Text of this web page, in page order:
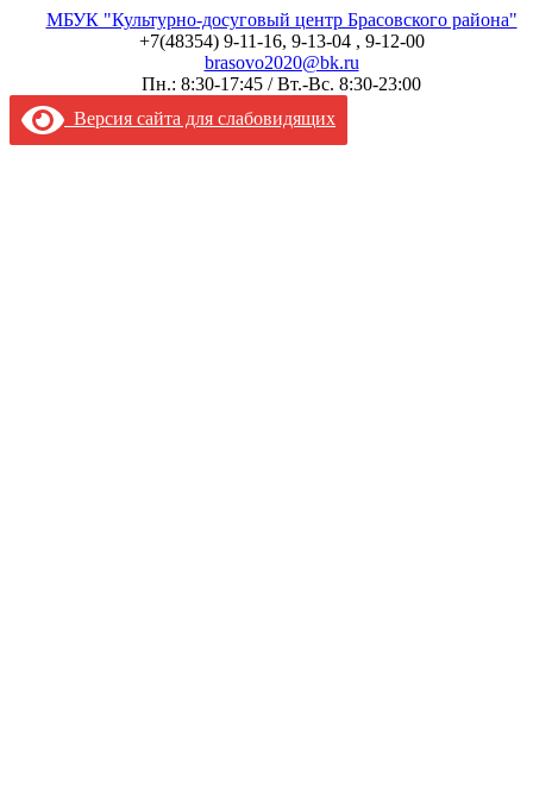
МБУК "Культурно-досуговый центр Брасовского района"
+7(48354) 9-11-16, 9-13-04 , 9-12-00
brasovo2020@bk.ru
Пн.: 8:30-17:45 / Вт.-Вс. 8:30-23:00
Версия сайта для слабовидящих